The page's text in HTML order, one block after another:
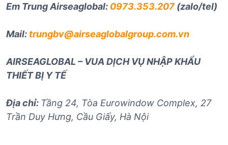
Em Trung Airseaglobal: 0973.353.207(zalo/tel)
Mail: trungbv@airseaglobalgroup.com.vn
AIRSEAGLOBAL – VUA DỊCH VỤ NHẬP KHẨU
THIẾT BỊ Y TẾ
Địa chỉ: Tầng 24, Tòa Eurowindow Complex, 27
Trần Duy Hưng, Cầu Giấy, Hà Nội